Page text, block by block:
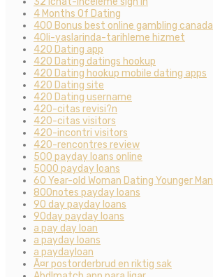
4 Months Of Dating
400 Bonus best online gambling canada
40li-yaslarinda-tarihleme hizmet
420 Dating app
420 Dating datings hookup
420 Dating hookup mobile dating apps
420 Dating site
420 Dating username
420-citas revisi?n
420-citas visitors
420-incontri visitors
420-rencontres review
500 payday loans online
5000 payday loans
60 Year-old Woman Dating Younger Man
800notes payday loans
90 day payday loans
90day payday loans
a pay day loan
a payday loans
a paydayloan
Ã¤r postorderbrud en riktig sak